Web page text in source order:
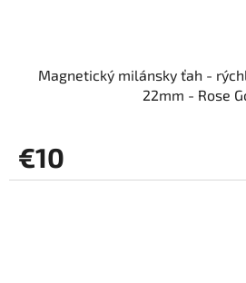
Magnetický milánsky ťah -
22mm - Rose
€10